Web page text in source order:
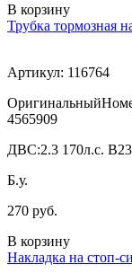
В корзину
Трубка тормозная
Артикул: 116764
4565909
ДВС:2.3 170л.с.
Б.у.
270 руб.
В корзину
Накладка на стоп-